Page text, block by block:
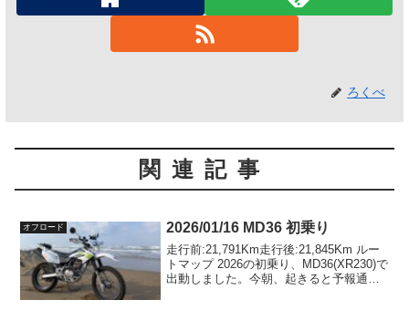
ろくべ
関連記事
オフロード 2026/01/16 MD36 初乗り
走行前:21,791Km走行後:21,845Km ルー
トマップ 2026の初乗り、MD36(XR230)で
出動しました。今朝、起きると予報通り